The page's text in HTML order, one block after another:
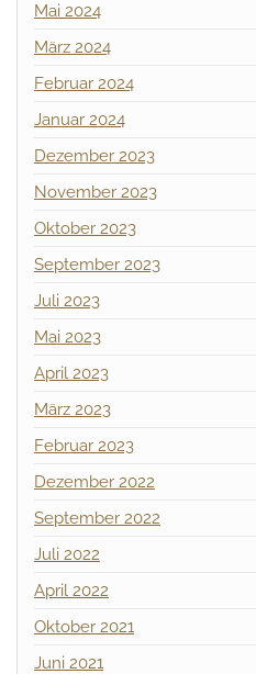
Mai 2024
März 2024
Februar 2024
Januar 2024
Dezember 2023
November 2023
Oktober 2023
September 2023
Juli 2023
Mai 2023
April 2023
März 2023
Februar 2023
Dezember 2022
September 2022
Juli 2022
April 2022
Oktober 2021
Juni 2021